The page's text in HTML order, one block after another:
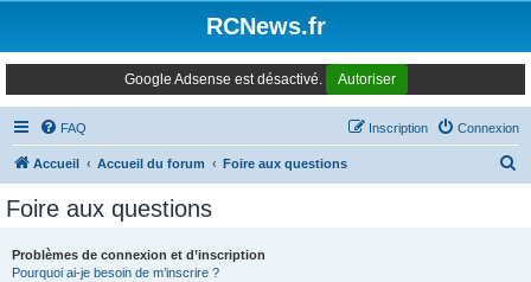
RCNews.fr
Google Adsense est désactivé. Autoriser
FAQ Connexion
Inscription
Accueil Accueil du forum Foire aux questions
Foire aux questions
Problèmes de connexion et d’inscription
Pourquoi ai-je besoin de m’inscrire ?
Panneau de gestion des cookies